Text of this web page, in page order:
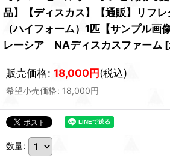
品】【ディスカス】【通販】リフ
（ハイフォーム）1匹【サンプル画
レーシア NAディスカスファーム [
販売価格: 18,000円(税込)
希望小売価格: 18,000円
数量: